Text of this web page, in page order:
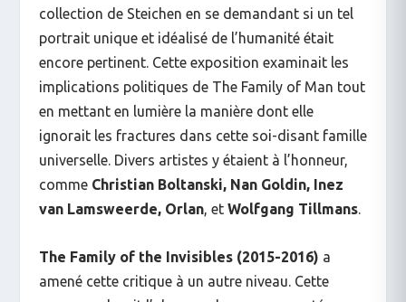
collection de Steichen en se demandant si un tel
portrait unique et idéalisé de l’humanité était
encore pertinent. Cette exposition examinait les
implications politiques de The Family of Man tout
en mettant en lumière la manière dont elle
ignorait les fractures dans cette soi-disant famille
universelle. Divers artistes y étaient à l’honneur,
comme Christian Boltanski, Nan Goldin, Inez
van Lamsweerde, Orlan, et Wolfgang Tillmans.
The Family of the Invisibles (2015-2016) a
amené cette critique à un autre niveau. Cette